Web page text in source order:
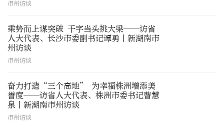
市州访谈
乘势而上谋突破 干字当头挑大梁——访省
人大代表、长沙市委副书记谭勇丨新湖南市
州访谈
市州访谈
奋力打造“三个高地” 为幸福株洲增添美
誉度——访省人大代表、株洲市委书记曹慧
泉丨新湖南市州访谈
市州访谈